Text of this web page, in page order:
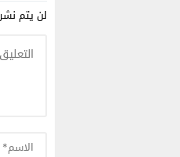
لن يتم